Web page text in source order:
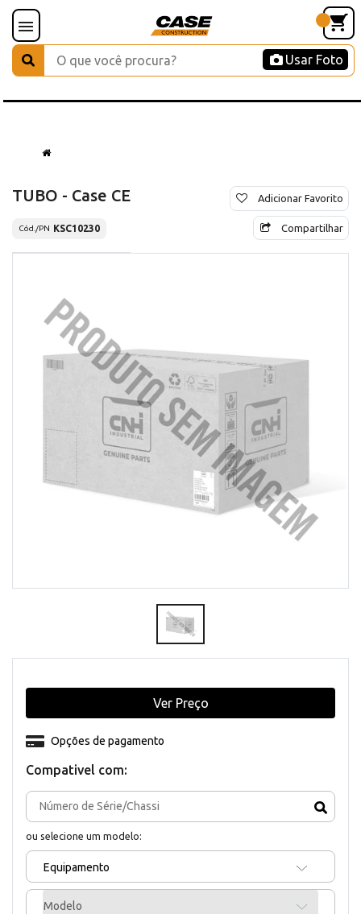
Usar Foto
TUBO - Case CE
Cód./PN KSC10230
Adicionar Favorito
Compartilhar
Compativel com:
ou selecione um modelo:
Equipamento
Modelo
Opções de pagamento
Ver Preço